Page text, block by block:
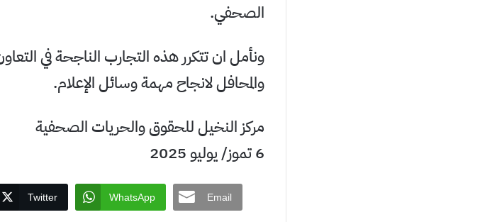
الصحفي.
ونأمل ان تتكرر هذه التجارب الناجحة في
والمحافل لانجاح مهمة وسائل الإعلام.
مركز النخيل للحقوق والحريات الصحفية
6 تموز/ يوليو 2025
Twitter WhatsApp Email